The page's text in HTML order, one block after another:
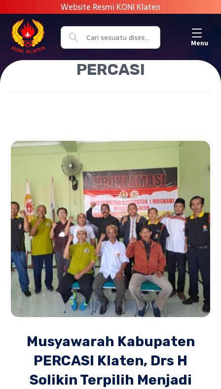
Menu
PERCASI
Musyawarah Kabupaten
PERCASI Klaten, Drs H
Solikin Terpilih Menjadi